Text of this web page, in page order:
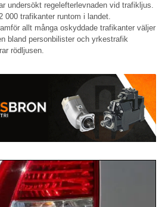
undersökt regelefterlevnaden vid trafikljus.
000 trafikanter runtom i landet.
allt många oskyddade trafikanter väljer
bland personbilister och yrkestrafik
rödljusen.